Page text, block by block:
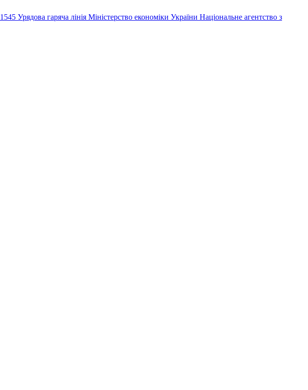
1545 Урядова гаряча лінія Міністерство економіки України Національне агентство з